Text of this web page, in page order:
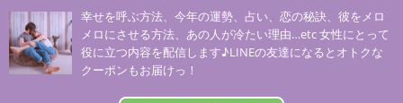
幸せを呼ぶ方法、今年の運勢、占い、恋の秘訣、彼をメロ
メロにさせる方法、あの人が冷たい理由…etc 女性にとって
役に立つ内容を配信します♪LINEの友達になるとオトクな
クーポンもお届けっ！